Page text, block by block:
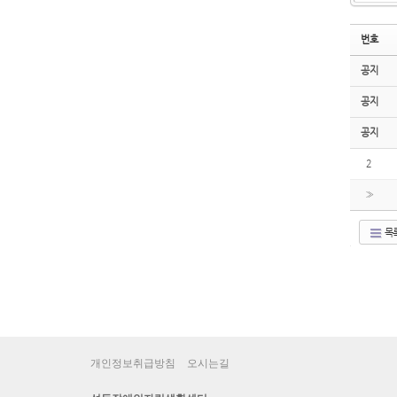
번호
공지
공지
공지
2
»
목
개인정보취급방침 오시는길